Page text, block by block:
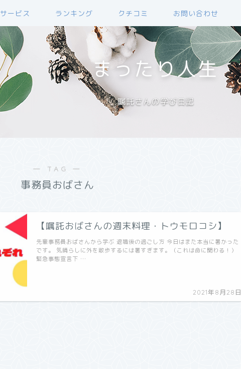
サービス ランキング クチコミ お問い合わせ
まったり人生
嘱託さんの学び日記
― TAG ―
事務員おばさん
【嘱託おばさんの週末料理・トウモロコシ】
2021年8月28日
先輩事務員おばさんから学ぶ 退職後の過ごし方 今日はまた本当に暑かった
です。 気晴らしに外を散歩するには暑すぎます。（これは命に関わる！）
緊急事態宣言下 …